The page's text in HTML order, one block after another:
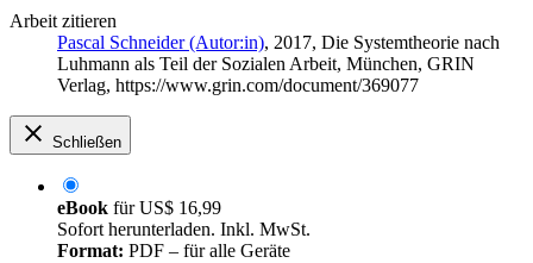
Arbeit zitieren
Pascal Schneider (Autor:in), 2017, Die Systemtheorie nach
Luhmann als Teil der Sozialen Arbeit, München, GRIN
Verlag, https://www.grin.com/document/369077
Schließen
eBook fürUS$ 16,99
Sofort herunterladen. Inkl. MwSt.
Format: PDF – für alle Geräte